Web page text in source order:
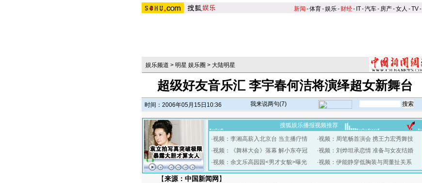
新闻 -体育-娱乐- 财经- IT-汽车- 房产-女人 -TV-
娱乐频道 > 明星 娱乐圈 > 大陆明星
超级好友音乐汇 李宇春何洁将演绎超女新舞台
时间：2006年05月15日10:36 我来说两句(7)
搜狐娱乐播报视频推荐
·视频：李湘高薪入北京台 当主播疗情
·视频：《舞林大会》落幕 解小东夺冠
·视频：余文乐高园园<男才女貌>曝光
·视频：周笔畅首演会 携王力宏秀舞技
·视频：刘烨坦承恋情 准备与女友结婚
·视频：伊能静穿低胸装与周董扯关系
【来源：中国新闻网 】